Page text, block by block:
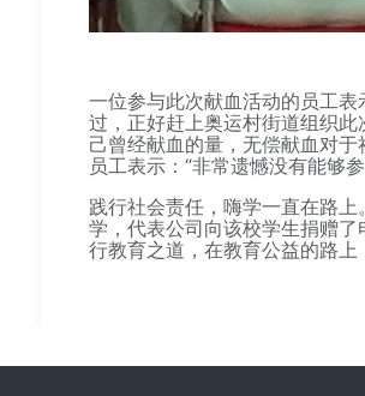
一位参与此次献血活动的员工
过，正好赶上奥运村街道组织
己曾经献血的量，无偿献血对
员工表示：“非常遗憾没有能够
践行社会责任，嗨学一直在路
学，代表公司向该校学生捐赠
行教育之道，在教育公益的路